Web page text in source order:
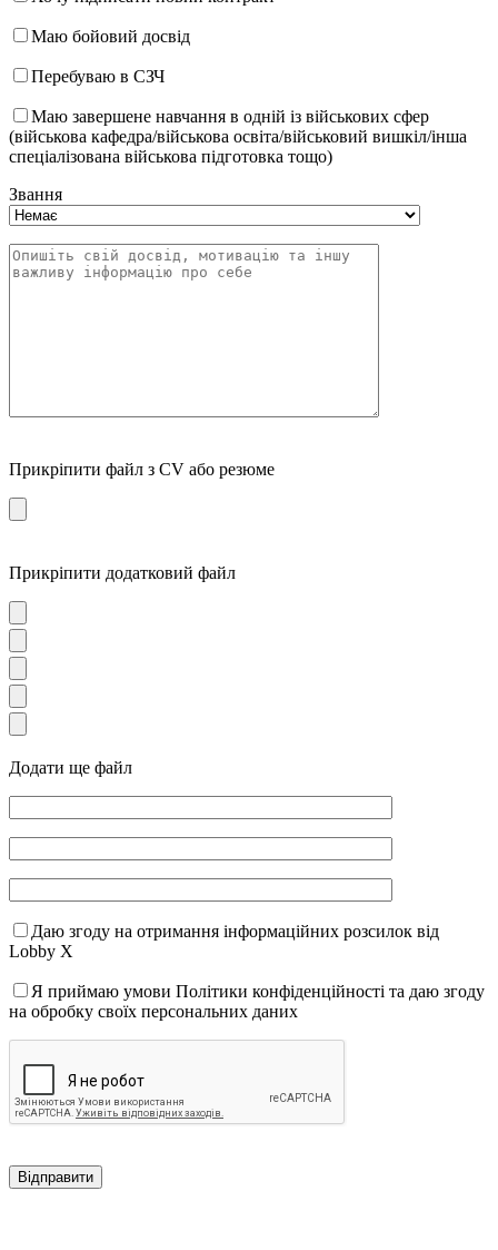
Маю бойовий досвід
Перебуваю в СЗЧ
Маю завершене навчання в одній із військових сфер
(військова кафедра/військова освіта/військовий вишкіл/інша
спеціалізована військова підготовка тощо)
Звання
Прикріпити файл з CV або резюме
Прикріпити додатковий файл
Додати ще файл
Даю згоду на отримання інформаційних розсилок від
Lobby X
Я приймаю умови Політики конфіденційності та даю згоду
на обробку своїх персональних даних